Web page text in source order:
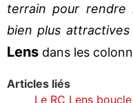
terrain pour rendre
bien plus attractives
Lens dans les
Articles liés
Le RC Lens